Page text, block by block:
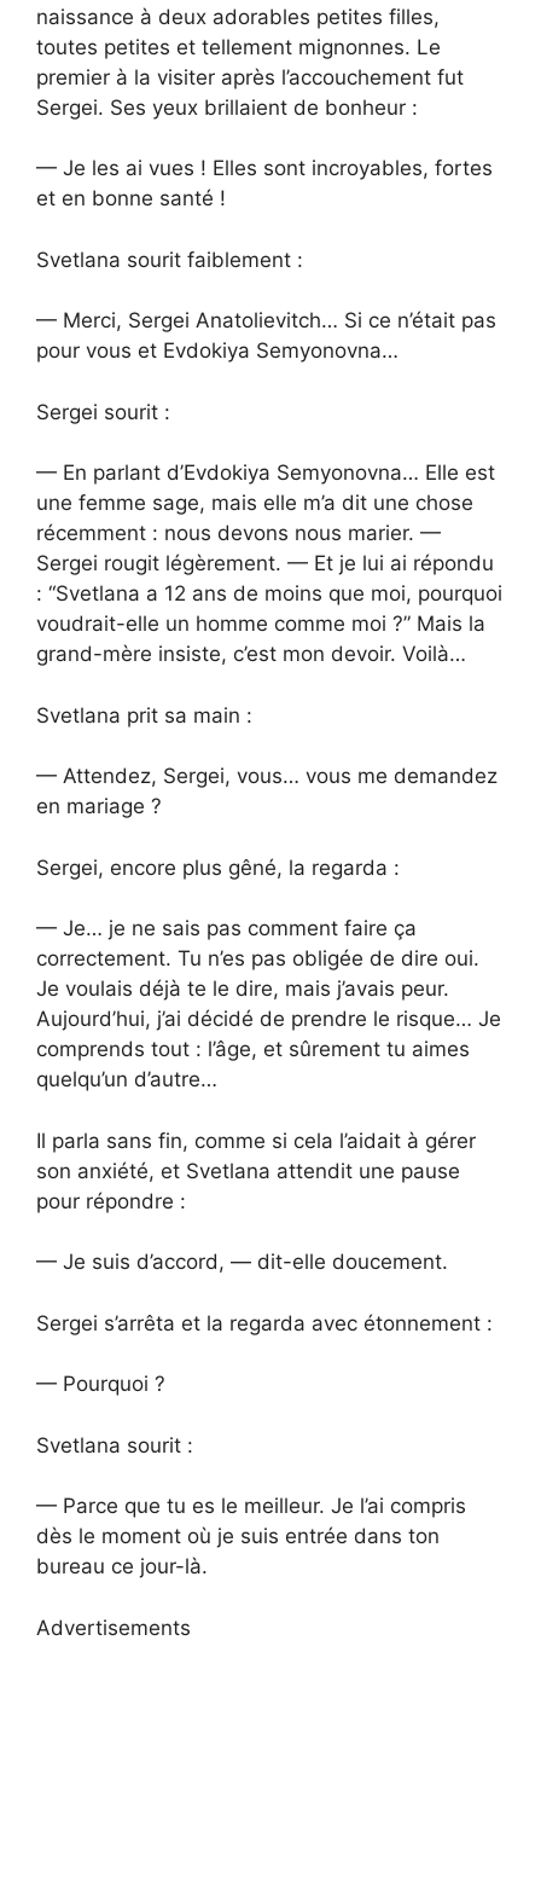
naissance à deux adorables petites filles,
toutes petites et tellement mignonnes. Le
premier à la visiter après l’accouchement fut
Sergei. Ses yeux brillaient de bonheur :
— Je les ai vues ! Elles sont incroyables, fortes
et en bonne santé !
Svetlana sourit faiblement :
— Merci, Sergei Anatolievitch… Si ce n’était pas
pour vous et Evdokiya Semyonovna…
Sergei sourit :
— En parlant d’Evdokiya Semyonovna… Elle est
une femme sage, mais elle m’a dit une chose
récemment : nous devons nous marier. —
Sergei rougit légèrement. — Et je lui ai répondu
: “Svetlana a 12 ans de moins que moi, pourquoi
voudrait-elle un homme comme moi ?” Mais la
grand-mère insiste, c’est mon devoir. Voilà…
Svetlana prit sa main :
— Attendez, Sergei, vous… vous me demandez
en mariage ?
Sergei, encore plus gêné, la regarda :
— Je… je ne sais pas comment faire ça
correctement. Tu n’es pas obligée de dire oui.
Je voulais déjà te le dire, mais j’avais peur.
Aujourd’hui, j’ai décidé de prendre le risque… Je
comprends tout : l’âge, et sûrement tu aimes
quelqu’un d’autre…
Il parla sans fin, comme si cela l’aidait à gérer
son anxiété, et Svetlana attendit une pause
pour répondre :
— Je suis d’accord, — dit-elle doucement.
Sergei s’arrêta et la regarda avec étonnement :
— Pourquoi ?
Svetlana sourit :
— Parce que tu es le meilleur. Je l’ai compris
dès le moment où je suis entrée dans ton
bureau ce jour-là.
Advertisements